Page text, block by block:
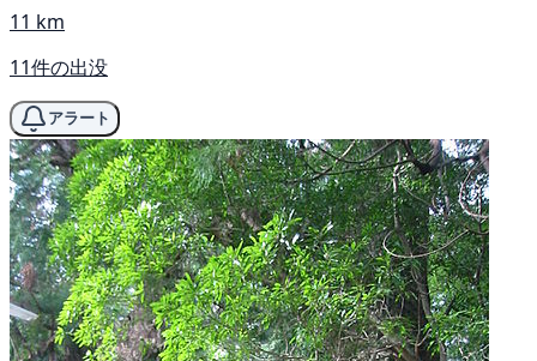
11 km
11件の出没
アラート